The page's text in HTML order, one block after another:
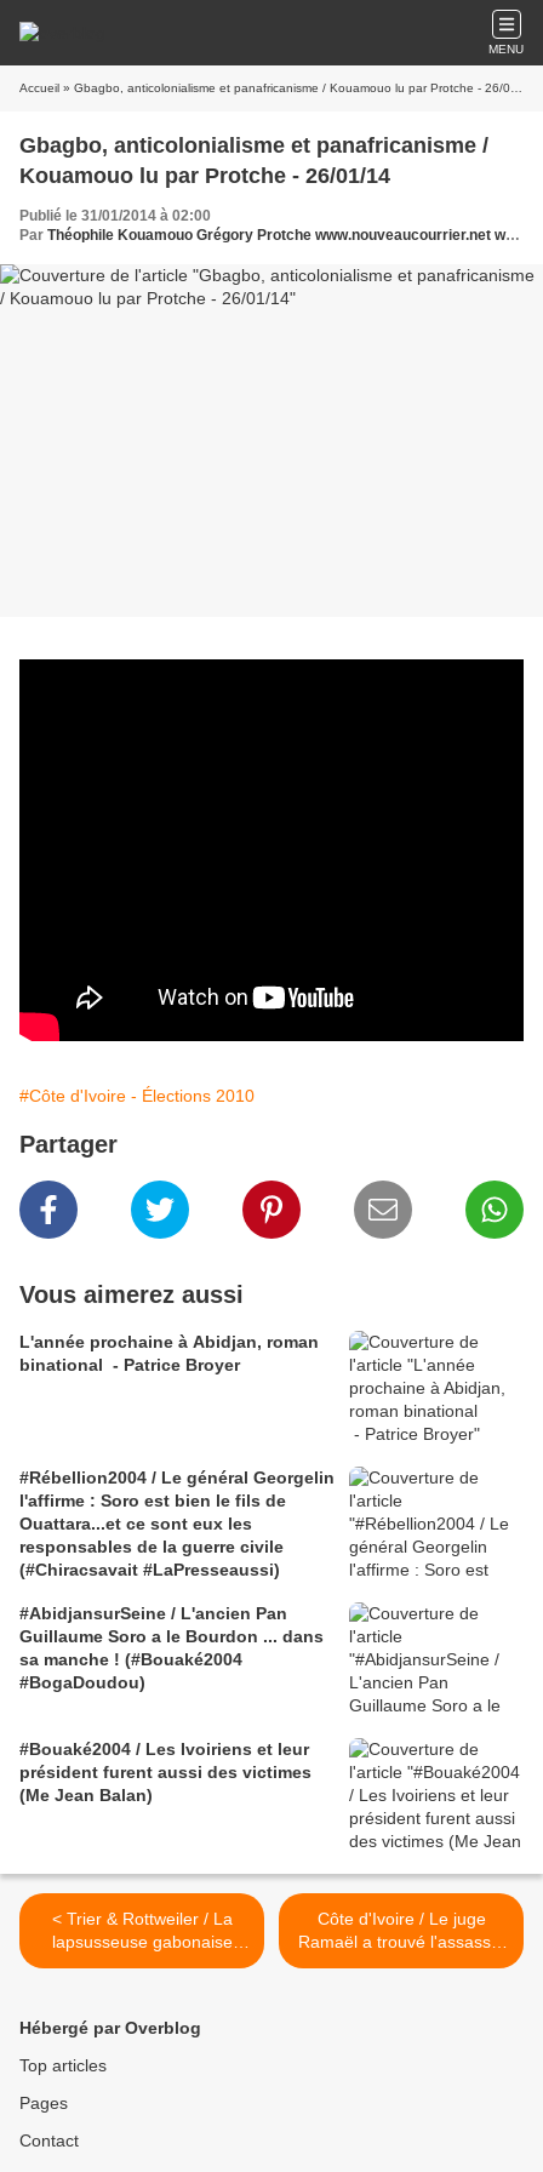
MENU
Accueil » Gbagbo, anticolonialisme et panafricanisme / Kouamouo lu par Protche - 26/01/14
Gbagbo, anticolonialisme et panafricanisme /
Kouamouo lu par Protche - 26/01/14
Publié le 31/01/2014 à 02:00
Par Théophile Kouamouo Grégory Protche www.nouveaucourrier.net www.legrigriinternational.com
#Côte d'Ivoire - Élections 2010
Partager
Vous aimerez aussi
L'année prochaine à Abidjan, roman
binational - Patrice Broyer
#Rébellion2004 / Le général Georgelin
l'affirme : Soro est bien le fils de
Ouattara...et ce sont eux les
responsables de la guerre civile
(#Chiracsavait #LaPresseaussi)
#AbidjansurSeine / L'ancien Pan
Guillaume Soro a le Bourdon ... dans
sa manche ! (#Bouaké2004
#BogaDoudou)
#Bouaké2004 / Les Ivoiriens et leur
président furent aussi des victimes
(Me Jean Balan)
< Trier & Rottweiler / La
lapsusseuse gabonaise
Désirée Singatady sait se
Côte d'Ivoire / Le juge
Ramaël a trouvé l'assassin
de Guy-André Kieffer ! >
Hébergé par Overblog
Top articles
Pages
Contact